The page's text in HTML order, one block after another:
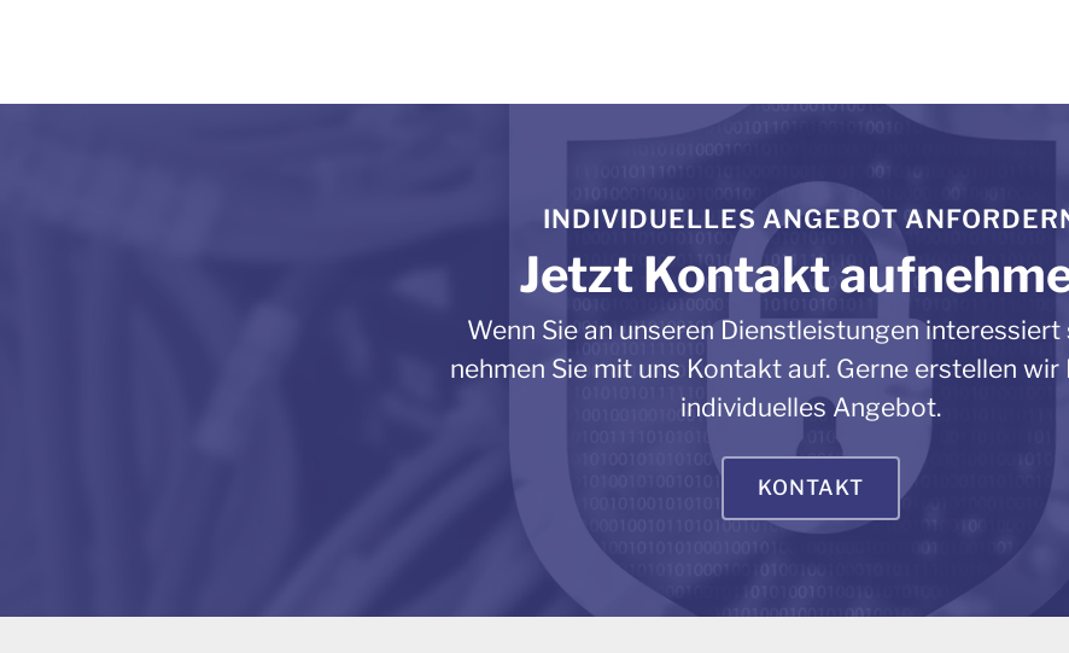
INDIVIDUELLES ANGEBOT
Jetzt Kontakt
Wenn Sie an unseren Dienstleistungen interessiert
nehmen Sie mit uns Kontakt auf. Gerne erstellen wir
individuelles Angebot.
KONTAKT